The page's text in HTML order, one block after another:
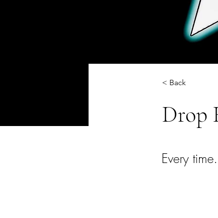
< Back
Drop
Every time.